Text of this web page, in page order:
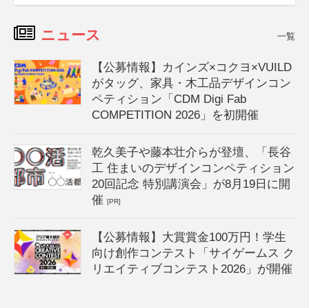
ニュース 一覧
【公募情報】カインズ×コクヨ×VUILD
がタッグ、家具・木工品デザインコン
ペティション「CDM Digi Fab
COMPETITION 2026」を初開催
乾久美子や藤本壮介らが登壇、「長谷
工 住まいのデザインコンペティション
20回記念 特別講演会」が8月19日に開
催[PR]
【公募情報】大賞賞金100万円！学生
向け創作コンテスト「サイゲームス ク
リエイティブコンテスト2026」が開催